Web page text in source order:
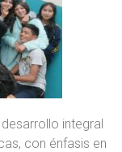
integral
con énfasis en